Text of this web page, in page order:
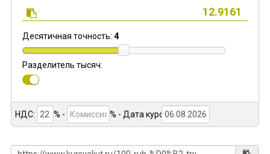
Десятичная точность: 4
Разделитель тысяч:
НДС: % - % - Дата курса: